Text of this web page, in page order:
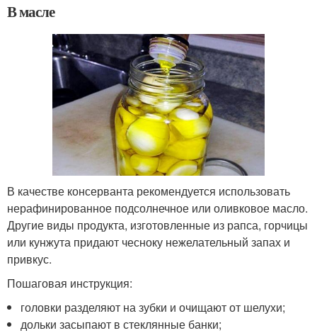
В масле
В качестве консерванта рекомендуется использовать
нерафинированное подсолнечное или оливковое масло.
Другие виды продукта, изготовленные из рапса, горчицы
или кунжута придают чесноку нежелательный запах и
привкус.
Пошаговая инструкция:
головки разделяют на зубки и очищают от шелухи;
дольки засыпают в стеклянные банки;